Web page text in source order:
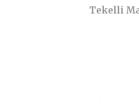
Tekelli